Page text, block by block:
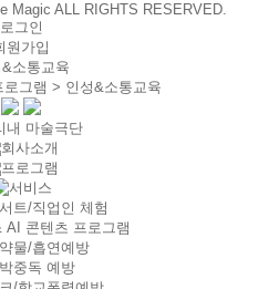
Magic ALL RIGHTS RESERVED.
로그인
원가입
소통교육
로그램 > 인성&소통교육